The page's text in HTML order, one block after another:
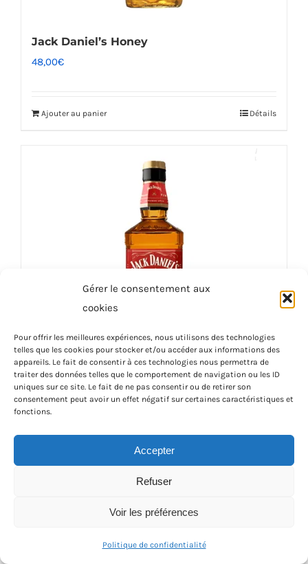
Gérer le consentement aux
cookies
Pour offrir les meilleures expériences, nous utilisons des technologies
telles que les cookies pour stocker et/ou accéder aux informations des
appareils. Le fait de consentir à ces technologies nous permettra de
traiter des données telles que le comportement de navigation ou les ID
uniques sur ce site. Le fait de ne pas consentir ou de retirer son
consentement peut avoir un effet négatif sur certaines caractéristiques et
fonctions.
Accepter
Refuser
Voir les préférences
Politique de confidentialité
Jack Daniel’s Honey
48,00€
Ajouter au panier Détails
Jack Daniel’s Fire 70 cl
48,00€